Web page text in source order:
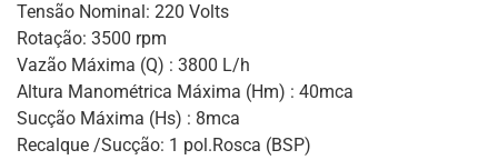
Tensão Nominal: 220 Volts
Rotação: 3500 rpm
Vazão Máxima (Q) : 3800 L/h
Altura Manométrica Máxima (Hm) : 40mca
Sucção Máxima (Hs) : 8mca
Recalque /Sucção: 1 pol.Rosca (BSP)